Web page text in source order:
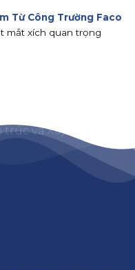
Từ Công Trường Faco
mắt xích quan trọng